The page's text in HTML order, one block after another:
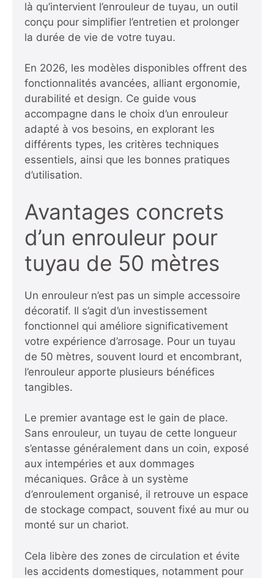
là qu’intervient l’enrouleur de tuyau, un outil
conçu pour simplifier l’entretien et prolonger
la durée de vie de votre tuyau.
En 2026, les modèles disponibles offrent des
fonctionnalités avancées, alliant ergonomie,
durabilité et design. Ce guide vous
accompagne dans le choix d’un enrouleur
adapté à vos besoins, en explorant les
différents types, les critères techniques
essentiels, ainsi que les bonnes pratiques
d’utilisation.
Avantages concrets
d’un enrouleur pour
tuyau de 50 mètres
Un enrouleur n’est pas un simple accessoire
décoratif. Il s’agit d’un investissement
fonctionnel qui améliore significativement
votre expérience d’arrosage. Pour un tuyau
de 50 mètres, souvent lourd et encombrant,
l’enrouleur apporte plusieurs bénéfices
tangibles.
Le premier avantage est le gain de place.
Sans enrouleur, un tuyau de cette longueur
s’entasse généralement dans un coin, exposé
aux intempéries et aux dommages
mécaniques. Grâce à un système
d’enroulement organisé, il retrouve un espace
de stockage compact, souvent fixé au mur ou
monté sur un chariot.
Cela libère des zones de circulation et évite
les accidents domestiques, notamment pour